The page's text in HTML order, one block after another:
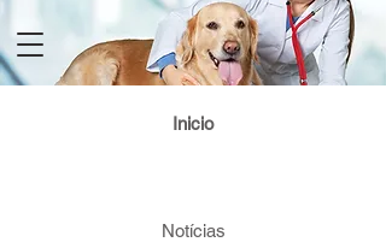
Login / Registre-se
Inicio
Notícias